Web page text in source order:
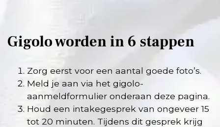
Gigolo worden in 6 stappen
Zorg eerst voor een aantal goede foto’s.
Meld je aan via het gigolo-
aanmeldformulier onderaan deze pagina.
Houd een intakegesprek van ongeveer 15
tot 20 minuten. Tijdens dit gesprek krijg